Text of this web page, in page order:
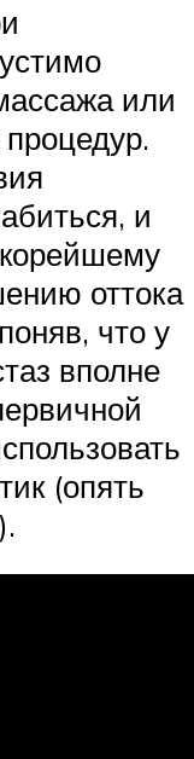
или
и
оттока
что у
вполне
(опять